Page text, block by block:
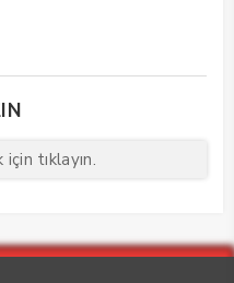
tıklayın.